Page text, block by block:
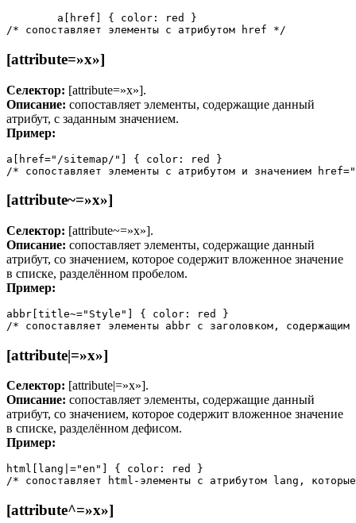
/* сопоставляет элементы с атрибутом href */
[attribute=»x»]
Селектор: [attribute=»x»].
Описание: сопоставляет элементы, содержащие данный
атрибут, с заданным значением.
Пример:
a[href="/sitemap/"] { color: red }
/* сопоставляет элементы с атрибутом и значением
[attribute~=»x»]
Селектор: [attribute~=»x»].
Описание: сопоставляет элементы, содержащие данный
атрибут, со значением, которое содержит вложенное значение
в списке, разделённом пробелом.
Пример:
abbr[title~="Style"] { color: red }
/* сопоставляет элементы abbr с заголовком,
[attribute|=»x»]
Селектор: [attribute|=»x»].
Описание: сопоставляет элементы, содержащие данный
атрибут, со значением, которое содержит вложенное значение
в списке, разделённом дефисом.
Пример:
html[lang|="en"] { color: red }
/* сопоставляет html-элементы с атрибутом lang,
[attribute^=»x»]